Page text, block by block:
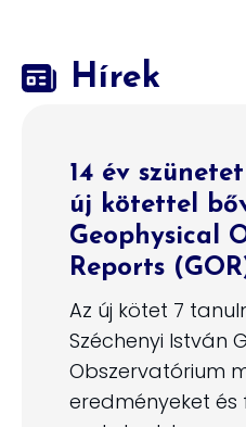
Hírek
14 év
új kötettel
Geophysical
Reports
Az új kötet 7
Széchenyi István
Obszervatórium
eredményeket és